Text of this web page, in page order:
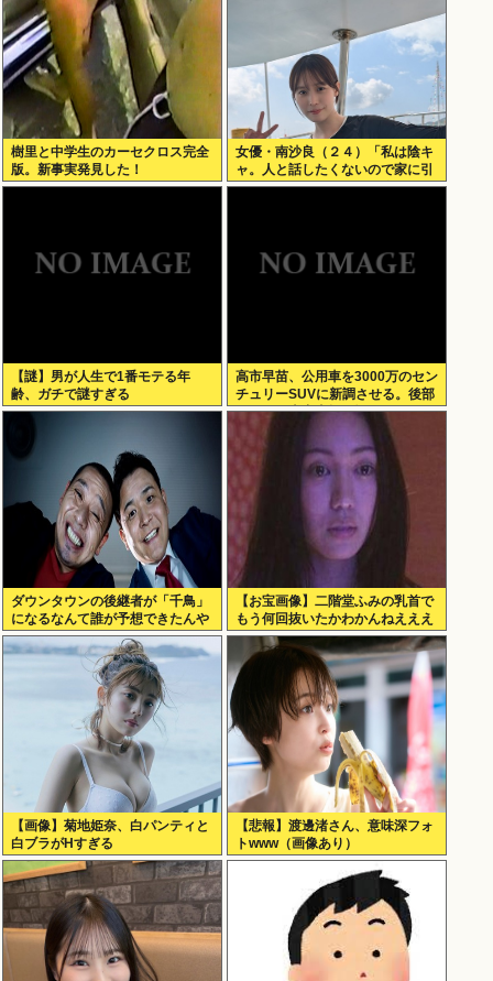
樹里と中学生のカーセクロス完全
版。新事実発見した！
女優・南沙良（２４）「私は陰キ
ャ。人と話したくないので家に引
きこもってPCでアニメを観てい
【謎】男が人生で1番モテる年
齢、ガチで謎すぎる
高市早苗、公用車を3000万のセン
チュリーSUVに新調させる。後部
ガラスは車中喫煙を撮らせないた
めの特殊仕様に
ダウンタウンの後継者が「千鳥」
になるなんて誰が予想できたんや
【お宝画像】二階堂ふみの乳首で
もう何回抜いたかわかんねえええ
えええ
【画像】菊地姫奈、白パンティと
白ブラがHすぎる
【悲報】渡邊渚さん、意味深フォ
トwww（画像あり）